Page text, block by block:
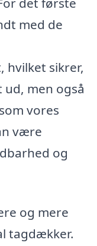
med de
hvilket sikrer,
men også
vores
være
og
og mere
tagdækker.